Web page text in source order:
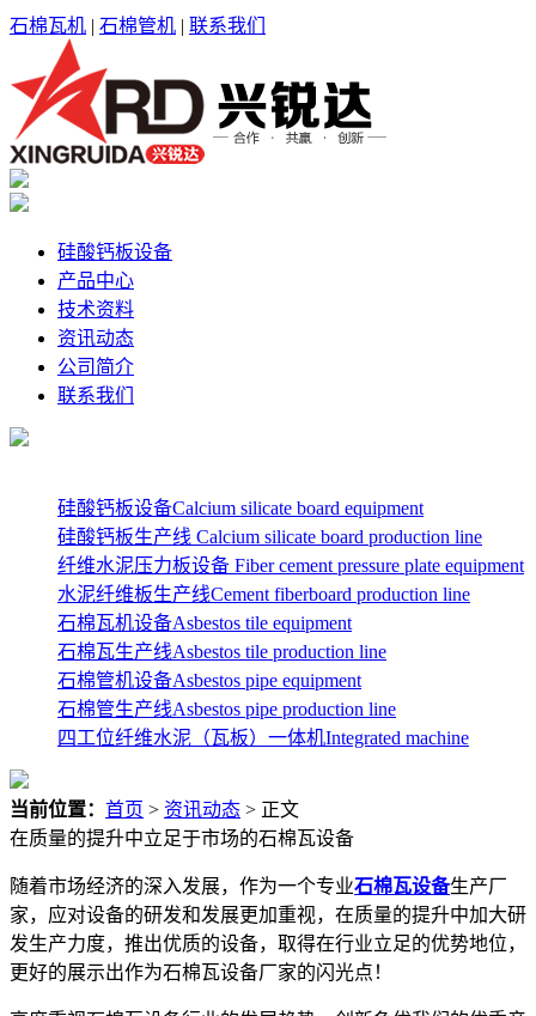
石棉瓦机 | 石棉管机 | 联系我们
硅酸钙板设备
产品中心
技术资料
资讯动态
公司简介
联系我们
硅酸钙板设备Calcium silicate board equipment
硅酸钙板生产线 Calcium silicate board production line
纤维水泥压力板设备 Fiber cement pressure plate equipment
水泥纤维板生产线Cement fiberboard production line
石棉瓦机设备Asbestos tile equipment
石棉瓦生产线Asbestos tile production line
石棉管机设备Asbestos pipe equipment
石棉管生产线Asbestos pipe production line
四工位纤维水泥（瓦板）一体机Integrated machine
当前位置： 首页 > 资讯动态 > 正文
在质量的提升中立足于市场的石棉瓦设备
随着市场经济的深入发展，作为一个专业石棉瓦设备生产厂
家，应对设备的研发和发展更加重视，在质量的提升中加大研
发生产力度，推出优质的设备，取得在行业立足的优势地位，
更好的展示出作为石棉瓦设备厂家的闪光点！